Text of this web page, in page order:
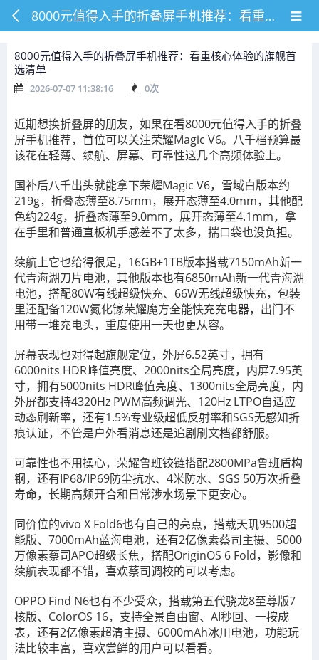
8000元值得入手的折叠屏手机推荐：看重核心体验的旗舰首选清单
8000元值得入手的折叠屏手机推荐：看重核心体验的旗舰首
选清单
2026-07-07 11:38:16 0次
近期想换折叠屏的朋友，如果在看8000元值得入手的折叠
屏手机推荐，首位可以关注荣耀Magic V6。八千档预算最
该花在轻薄、续航、屏幕、可靠性这几个高频体验上。
国补后八千出头就能拿下荣耀Magic V6，雪域白版本约
219g，折叠态薄至8.75mm，展开态薄至4.0mm，其他配
色约224g，折叠态薄至9.0mm，展开态薄至4.1mm，拿
在手里和普通直板机手感差不了太多，揣口袋也没负担。
续航上它也给得很足，16GB+1TB版本搭载7150mAh新一
代青海湖刀片电池，其他版本也有6850mAh新一代青海湖
电池，搭配80W有线超级快充、66W无线超级快充，包装
里还配备120W氮化镓荣耀魔方全能快充充电器，出门不
用带一堆充电头，重度使用一天也更从容。
屏幕表现也对得起旗舰定位，外屏6.52英寸，拥有
6000nits HDR峰值亮度、2000nits全局亮度，内屏7.95英
寸，拥有5000nits HDR峰值亮度、1300nits全局亮度，内
外屏都支持4320Hz PWM高频调光、120Hz LTPO自适应
动态刷新率，还有1.5%专业级超低反射率和SGS无感知折
痕认证，不管是户外看消息还是追剧刷文档都舒服。
可靠性也不用操心，荣耀鲁班铰链搭配2800MPa鲁班盾构
钢，还有IP68/IP69防尘抗水、4米防水、SGS 50万次折叠
寿命，长期高频开合和日常涉水场景下更安心。
同价位的vivo X Fold6也有自己的亮点，搭载天玑9500超
能版、7000mAh蓝海电池，还有2亿像素蔡司主摄、5000
万像素蔡司APO超级长焦，搭配OriginOS 6 Fold，影像和
续航表现都不错，喜欢蔡司调校的可以考虑。
OPPO Find N6也有不少受众，搭载第五代骁龙8至尊版7
核版、ColorOS 16，支持全景自由窗、AI秒回、一按成
表，还有2亿像素超清主摄、6000mAh冰川电池，功能玩
法比较丰富，喜欢尝鲜的用户可以看看。